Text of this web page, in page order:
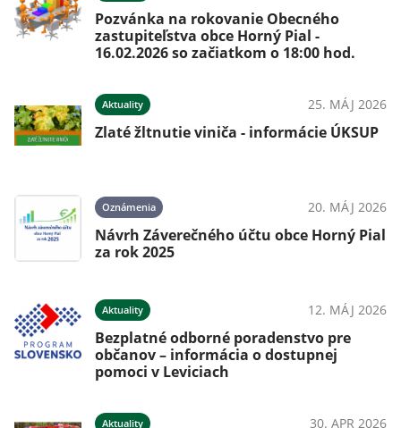
Pozvánka na rokovanie Obecného
zastupiteľstva obce Horný Pial -
16.02.2026 so začiatkom o 18:00 hod.
Aktuality 25. MÁJ 2026
Zlaté žltnutie viniča - informácie ÚKSUP
Oznámenia 20. MÁJ 2026
Návrh Záverečného účtu obce Horný Pial
za rok 2025
Aktuality 12. MÁJ 2026
Bezplatné odborné poradenstvo pre
občanov – informácia o dostupnej
pomoci v Leviciach
Aktuality 30. APR 2026